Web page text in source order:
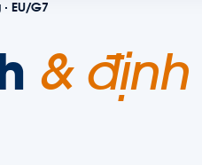
EU/G7
& định